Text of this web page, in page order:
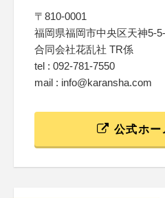
〒810-0001
福岡県福岡市中央区天神5-
合同会社花乱社 TR係
tel : 092-781-7550
mail : info@karansha.com
公式ホー